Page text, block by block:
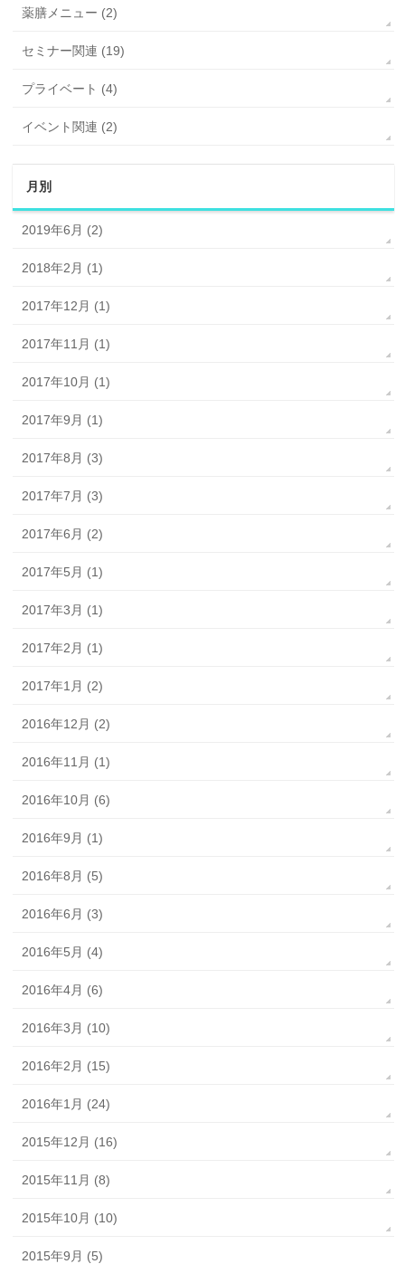
薬膳メニュー (2)
セミナー関連 (19)
プライベート (4)
イベント関連 (2)
月別
2019年6月 (2)
2018年2月 (1)
2017年12月 (1)
2017年11月 (1)
2017年10月 (1)
2017年9月 (1)
2017年8月 (3)
2017年7月 (3)
2017年6月 (2)
2017年5月 (1)
2017年3月 (1)
2017年2月 (1)
2017年1月 (2)
2016年12月 (2)
2016年11月 (1)
2016年10月 (6)
2016年9月 (1)
2016年8月 (5)
2016年6月 (3)
2016年5月 (4)
2016年4月 (6)
2016年3月 (10)
2016年2月 (15)
2016年1月 (24)
2015年12月 (16)
2015年11月 (8)
2015年10月 (10)
2015年9月 (5)